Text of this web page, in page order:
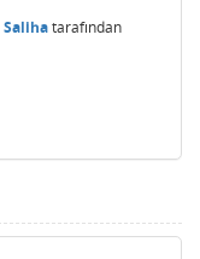
Salihatarafından